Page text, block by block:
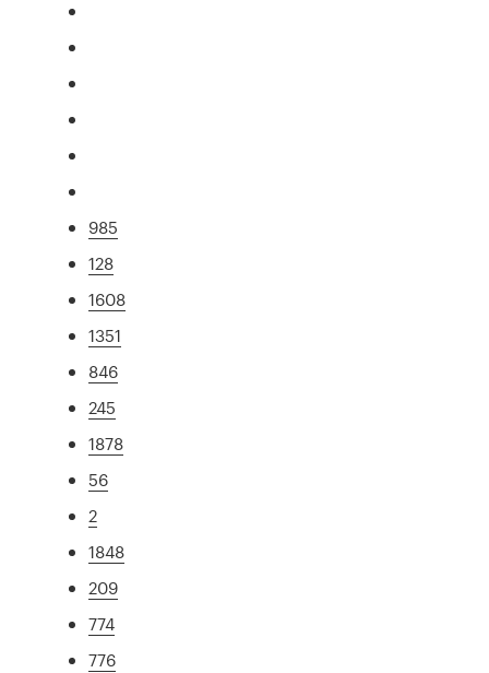
985
128
1608
1351
846
245
1878
56
2
1848
209
774
776